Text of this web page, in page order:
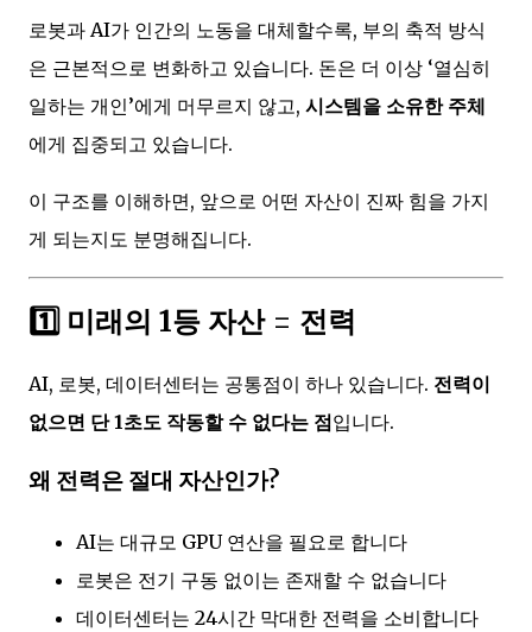
로봇과 AI가 인간의 노동을 대체할수록, 부의 축적 방식
은 근본적으로 변화하고 있습니다. 돈은 더 이상 ‘열심히
일하는 개인’에게 머무르지 않고, 시스템을 소유한 주체
에게 집중되고 있습니다.
이 구조를 이해하면, 앞으로 어떤 자산이 진짜 힘을 가지
게 되는지도 분명해집니다.
1️⃣ 미래의 1등 자산 = 전력
AI, 로봇, 데이터센터는 공통점이 하나 있습니다. 전력이
없으면 단 1초도 작동할 수 없다는 점입니다.
왜 전력은 절대 자산인가?
AI는 대규모 GPU 연산을 필요로 합니다
로봇은 전기 구동 없이는 존재할 수 없습니다
데이터센터는 24시간 막대한 전력을 소비합니다